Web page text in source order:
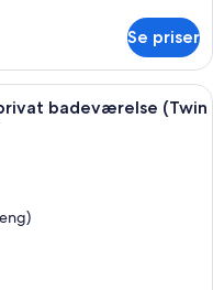
Se priser
med to
badeværelse (Twin